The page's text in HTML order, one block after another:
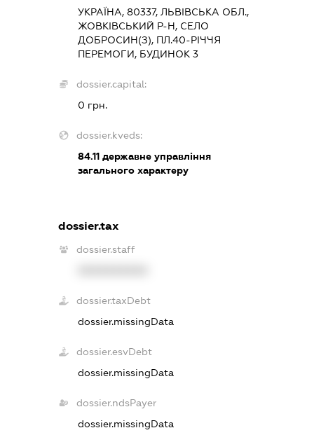
УКРАЇНА, 80337, ЛЬВІВСЬКА ОБЛ.,
ЖОВКІВСЬКИЙ Р-Н, СЕЛО
ДОБРОСИН(З), ПЛ.40-РІЧЧЯ
ПЕРЕМОГИ, БУДИНОК 3
dossier.capital:
0 грн.
dossier.kveds:
84.11державне управління
загального характеру
dossier.tax
dossier.staff
dossier.taxDebt
dossier.missingData
dossier.esvDebt
dossier.missingData
dossier.ndsPayer
dossier.missingData